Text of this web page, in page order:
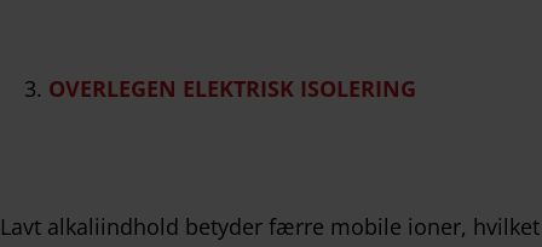
OVERLEGEN ELEKTRISK ISOLERING
Lavt alkaliindhold betyder færre mobile ioner, hvilket